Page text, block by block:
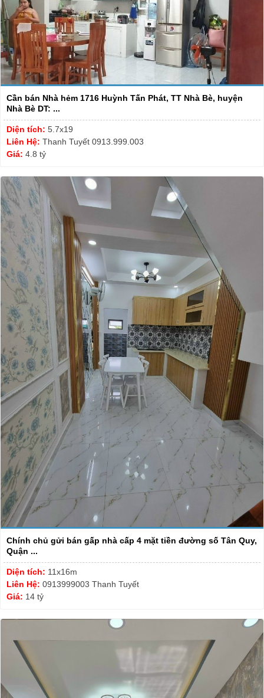
Cần bán Nhà hẻm 1716 Huỳnh Tấn Phát, TT Nhà Bè, huyện
Nhà Bè DT: ...
Diện tích: 5.7x19
Liên Hệ: Thanh Tuyết 0913.999.003
Giá: 4.8 tỷ
Chính chủ gửi bán gấp nhà cấp 4 mặt tiền đường số Tân Quy,
Quận ...
Diện tích: 11x16m
Liên Hệ: 0913999003 Thanh Tuyết
Giá: 14 tỷ